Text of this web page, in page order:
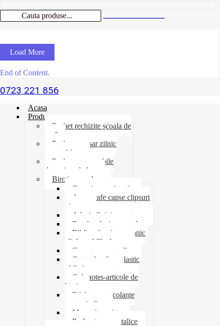
Load More
End of Content.
0723 221 856
Acasa
Produse
Pachet rechizite școala de
vară
Pachet necesar zilnic
pentru birou
Pachet consumabile
depozit-ambalare
Birotica-produse
Cosuri suporti tavite
Ace agrafe capse clipsuri
pioneze
Adeziv lipici corectoare
Banda adeziva-scotch
Biblioraft caiet mecanic
clipboard file dosare
Capsatoare metalice
Cutter foarfeca elastic
ghilotina magnet
Cub notes-articole de
hartie
Etichete autocolante
carton indigo
Mape si serviete
Perforatoare metalice